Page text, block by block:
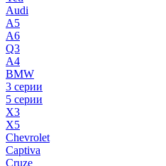
Audi
A5
A6
Q3
A4
BMW
3 серии
5 серии
X3
X5
Chevrolet
Captiva
Cruze